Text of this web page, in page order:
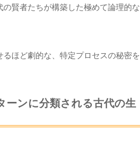
賢者たちが構築した極めて論理的な
ほど劇的な、特定プロセスの秘密を
ーンに分類される古代の生